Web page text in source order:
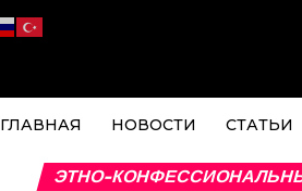
ГЛАВНАЯ НОВОСТИ СТАТЬИ
ЭТНО-